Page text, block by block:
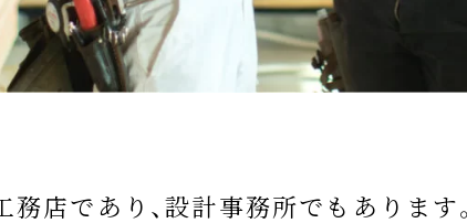
務店であり、設計事務所でもあります。